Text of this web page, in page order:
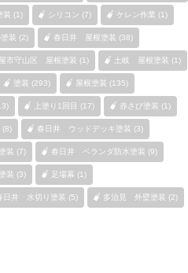
装 (1) シリコン (7) ケレン作業 (1)
塗装 (2) 春日井 屋根塗装 (38)
市守山区 屋根塗装 (1) 土岐 屋根塗装 (1)
塗装 (293) 屋根塗装 (135)
上塗り1回目 (17) 赤さび塗装 (1)
(8) 春日井 ウッドデッキ塗装 (3)
装 (7) 春日井 ベランダ防水塗装 (9)
装 (3) 足場幕 (1)
日井 水切り塗装 (5) 多治見 外壁塗装 (2)